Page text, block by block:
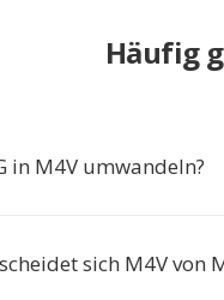
Häufig
in M4V umwandeln?
sich M4V von